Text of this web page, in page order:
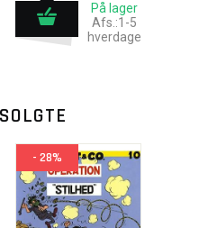
På lager
Afs.:1-5
hverdage
- 28%